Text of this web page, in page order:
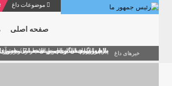
موضوعات داغ
صفحه اصلی
خبرهای داغ منشور گفتمان امام و انقلاب - 7 /بخش دوم : شرح پیام ۱۰ خرداد ۱۳۶۹ امام خامنه ای/ فصل پنجم: حفظ عزّت و کرامت انقلابی
بازخوانی افشاگری سپهبد محمود منصور
دلایل اهمیت سیزدهمین انتخابات
بیانات امام خامنه ای در سخنرانی
پیام نوروزی امام خامنه ای به مناسبت آغاز